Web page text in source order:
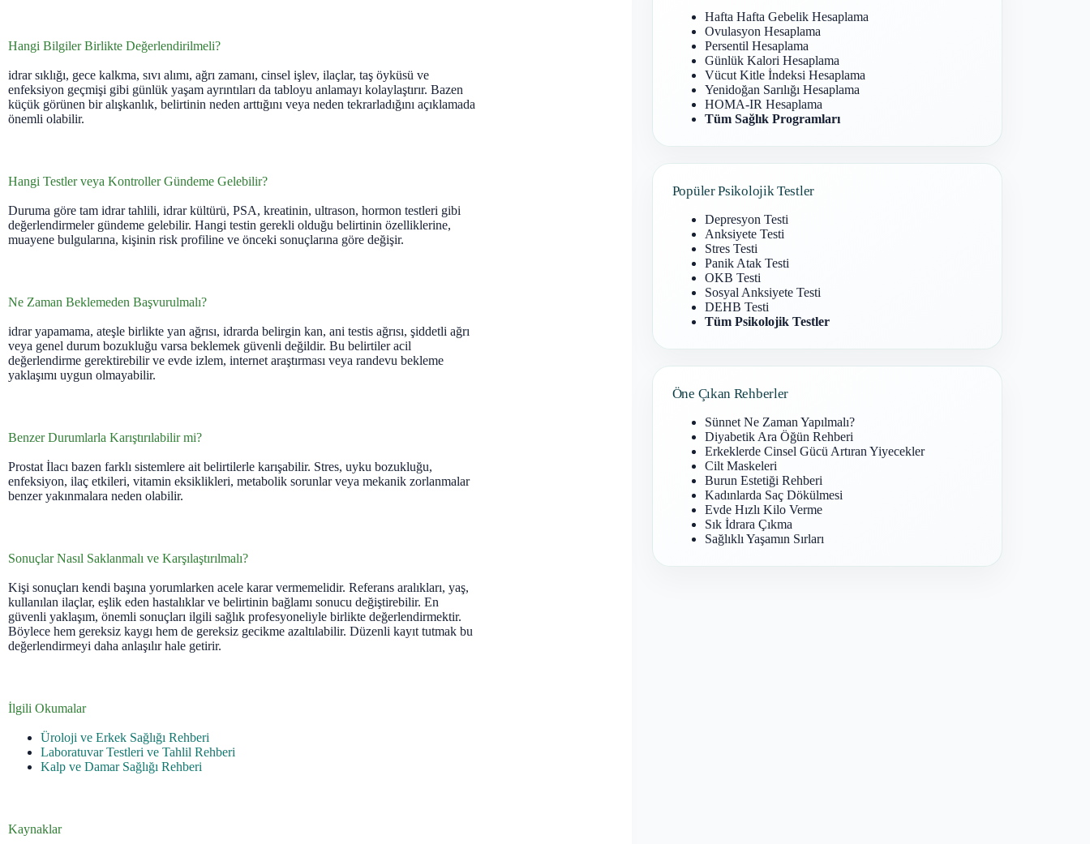
Hangi Bilgiler Birlikte Değerlendirilmeli?
idrar sıklığı, gece kalkma, sıvı alımı, ağrı zamanı, cinsel işlev, ilaçlar, taş öyküsü ve
enfeksiyon geçmişi gibi günlük yaşam ayrıntıları da tabloyu anlamayı kolaylaştırır. Bazen
küçük görünen bir alışkanlık, belirtinin neden arttığını veya neden tekrarladığını açıklamada
önemli olabilir.
Hangi Testler veya Kontroller Gündeme Gelebilir?
Duruma göre tam idrar tahlili, idrar kültürü, PSA, kreatinin, ultrason, hormon testleri gibi
değerlendirmeler gündeme gelebilir. Hangi testin gerekli olduğu belirtinin özelliklerine,
muayene bulgularına, kişinin risk profiline ve önceki sonuçlarına göre değişir.
Ne Zaman Beklemeden Başvurulmalı?
idrar yapamama, ateşle birlikte yan ağrısı, idrarda belirgin kan, ani testis ağrısı, şiddetli ağrı
veya genel durum bozukluğu varsa beklemek güvenli değildir. Bu belirtiler acil
değerlendirme gerektirebilir ve evde izlem, internet araştırması veya randevu bekleme
yaklaşımı uygun olmayabilir.
Benzer Durumlarla Karıştırılabilir mi?
Prostat İlacı bazen farklı sistemlere ait belirtilerle karışabilir. Stres, uyku bozukluğu,
enfeksiyon, ilaç etkileri, vitamin eksiklikleri, metabolik sorunlar veya mekanik zorlanmalar
benzer yakınmalara neden olabilir.
Sonuçlar Nasıl Saklanmalı ve Karşılaştırılmalı?
Kişi sonuçları kendi başına yorumlarken acele karar vermemelidir. Referans aralıkları, yaş,
kullanılan ilaçlar, eşlik eden hastalıklar ve belirtinin bağlamı sonucu değiştirebilir. En
güvenli yaklaşım, önemli sonuçları ilgili sağlık profesyoneliyle birlikte değerlendirmektir.
Böylece hem gereksiz kaygı hem de gereksiz gecikme azaltılabilir. Düzenli kayıt tutmak bu
değerlendirmeyi daha anlaşılır hale getirir.
İlgili Okumalar
Üroloji ve Erkek Sağlığı Rehberi
Laboratuvar Testleri ve Tahlil Rehberi
Kalp ve Damar Sağlığı Rehberi
Kaynaklar
Hafta Hafta Gebelik Hesaplama
Ovulasyon Hesaplama
Persentil Hesaplama
Günlük Kalori Hesaplama
Vücut Kitle İndeksi Hesaplama
Yenidoğan Sarılığı Hesaplama
HOMA-IR Hesaplama
Tüm Sağlık Programları
Popüler Psikolojik Testler
Depresyon Testi
Anksiyete Testi
Stres Testi
Panik Atak Testi
OKB Testi
Sosyal Anksiyete Testi
DEHB Testi
Tüm Psikolojik Testler
Öne Çıkan Rehberler
Sünnet Ne Zaman Yapılmalı?
Diyabetik Ara Öğün Rehberi
Erkeklerde Cinsel Gücü Artıran Yiyecekler
Cilt Maskeleri
Burun Estetiği Rehberi
Kadınlarda Saç Dökülmesi
Evde Hızlı Kilo Verme
Sık İdrara Çıkma
Sağlıklı Yaşamın Sırları